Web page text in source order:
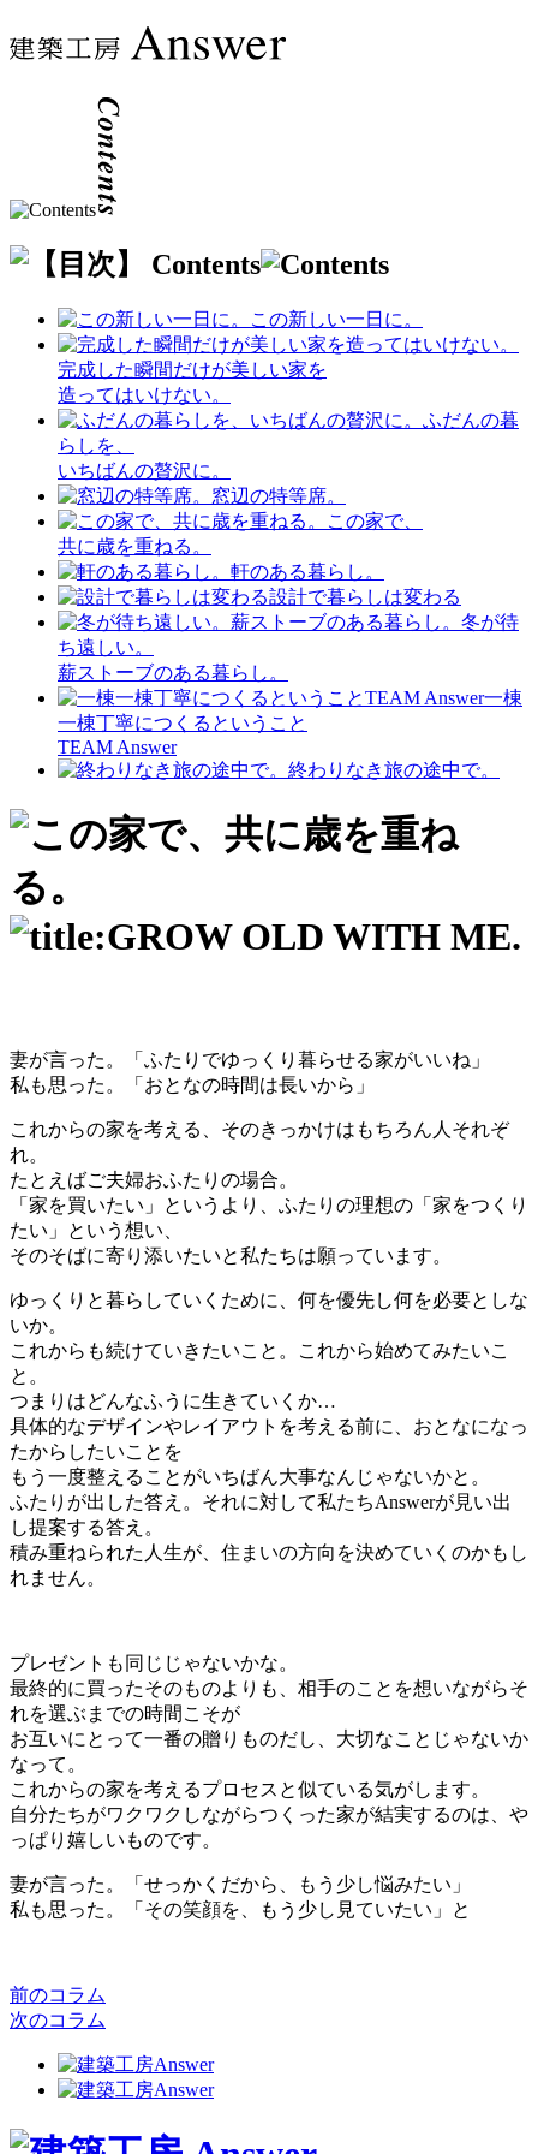
この新しい一日に。
完成した瞬間だけが美しい家を
造ってはいけない。
ふだんの暮
らしを、
いちばんの贅沢に。
窓辺の特等席。
この家で、
共に歳を重ねる。
軒のある暮らし。
設計で暮らしは変わる
冬が待
ち遠しい。
薪ストーブのある暮らし。
一棟
一棟丁寧につくるということ
TEAM Answer
終わりなき旅の途中で。
妻が言った。「ふたりでゆっくり暮らせる家がいいね」
私も思った。「おとなの時間は長いから」
これからの家を考える、そのきっかけはもちろん人それぞ
れ。
たとえばご夫婦おふたりの場合。
「家を買いたい」というより、ふたりの理想の「家をつくり
たい」という想い、
そのそばに寄り添いたいと私たちは願っています。
ゆっくりと暮らしていくために、何を優先し何を必要としな
いか。
これからも続けていきたいこと。これから始めてみたいこ
と。
つまりはどんなふうに生きていくか…
具体的なデザインやレイアウトを考える前に、おとなになっ
たからしたいことを
もう一度整えることがいちばん大事なんじゃないかと。
ふたりが出した答え。それに対して私たちAnswerが見い出
し提案する答え。
積み重ねられた人生が、住まいの方向を決めていくのかもし
れません。
プレゼントも同じじゃないかな。
最終的に買ったそのものよりも、相手のことを想いながらそ
れを選ぶまでの時間こそが
お互いにとって一番の贈りものだし、大切なことじゃないか
なって。
これからの家を考えるプロセスと似ている気がします。
自分たちがワクワクしながらつくった家が結実するのは、や
っぱり嬉しいものです。
妻が言った。「せっかくだから、もう少し悩みたい」
私も思った。「その笑顔を、もう少し見ていたい」と
前のコラム
次のコラム